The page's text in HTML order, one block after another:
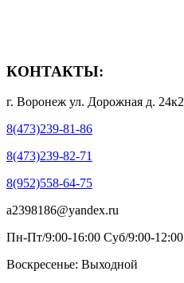
КОНТАКТЫ:
г. Воронеж ул. Дорожная д. 24к2
8(473)239-81-86
8(473)239-82-71
8(952)558-64-75
a2398186@yandex.ru
Пн-Пт/9:00-16:00 Суб/9:00-12:00
Воскресенье: Выходной